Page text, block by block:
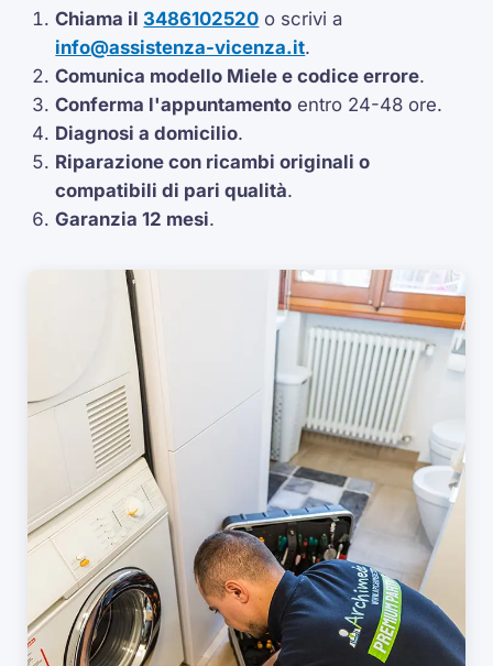
Chiama il 3486102520 o scrivi a
info@assistenza-vicenza.it.
Comunica modello Miele e codice errore.
Conferma l'appuntamento entro 24-48 ore.
Diagnosi a domicilio.
Riparazione con ricambi originali o
compatibili di pari qualità.
Garanzia 12 mesi.